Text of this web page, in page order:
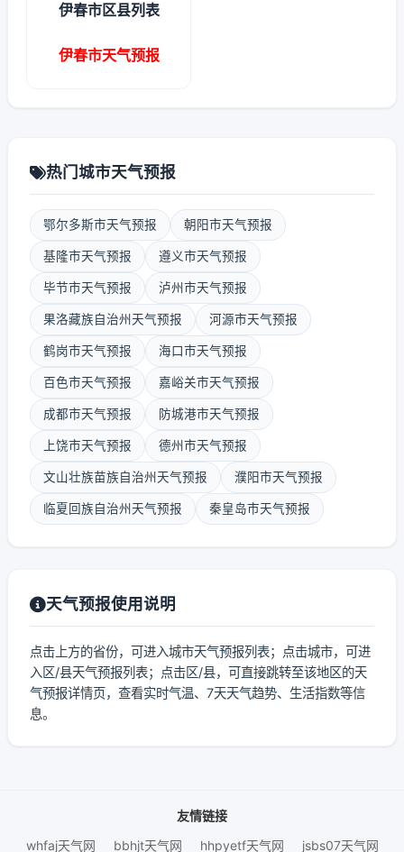
伊春市区县列表
伊春市天气预报
热门城市天气预报
鄂尔多斯市天气预报 朝阳市天气预报
基隆市天气预报 遵义市天气预报
毕节市天气预报 泸州市天气预报
果洛藏族自治州天气预报 河源市天气预报
鹤岗市天气预报 海口市天气预报
百色市天气预报 嘉峪关市天气预报
成都市天气预报 防城港市天气预报
上饶市天气预报 德州市天气预报
文山壮族苗族自治州天气预报 濮阳市天气预报
临夏回族自治州天气预报 秦皇岛市天气预报
天气预报使用说明
点击上方的省份，可进入城市天气预报列表；点击城市，可进
入区/县天气预报列表；点击区/县，可直接跳转至该地区的天
气预报详情页，查看实时气温、7天天气趋势、生活指数等信
息。
友情链接
whfaj天气网
bbhjt天气网 hhpyetf天气网 jsbs07天气网